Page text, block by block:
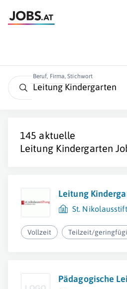
Beruf, Firma, Stichwort
145 aktuelle
Leitung Kindergarten
Leitung
St.
Vollzeit Teilzeit/
Pädagogische